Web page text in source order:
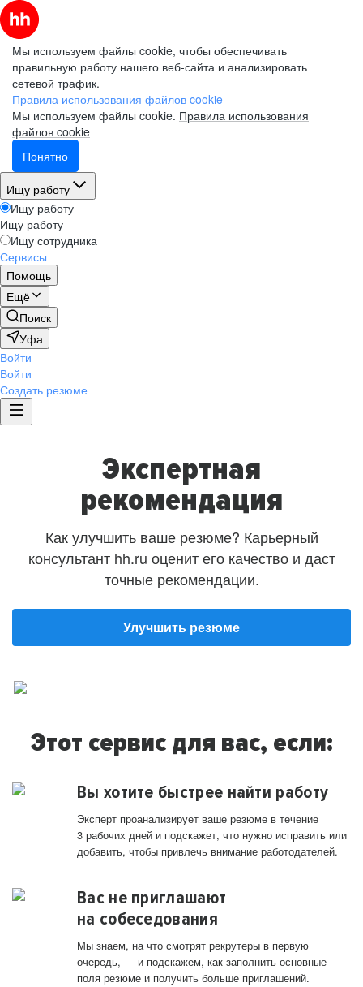
Мы используем файлы cookie, чтобы обеспечивать
правильную работу нашего веб-сайта и анализировать
сетевой трафик.
Правила использования файлов cookie
Мы используем файлы cookie. Правила использования
файлов cookie
Понятно
Ищу работу
Ищу работу
Ищу работу
Ищу сотрудника
Сервисы
Помощь
Ещё
Поиск
Уфа
Войти
Войти
Создать резюме
Экспертная
рекомендация
Как улучшить ваше резюме? Карьерный
консультант hh.ru оценит его качество и даст
точные рекомендации.
Улучшить резюме
Этот сервис для вас, если:
Вы хотите быстрее найти работу
Эксперт проанализирует ваше резюме в течение
3 рабочих дней и подскажет, что нужно исправить или
добавить, чтобы привлечь внимание работодателей.
Вас не приглашают
на собеседования
Мы знаем, на что смотрят рекрутеры в первую
очередь, — и подскажем, как заполнить основные
поля резюме и получить больше приглашений.